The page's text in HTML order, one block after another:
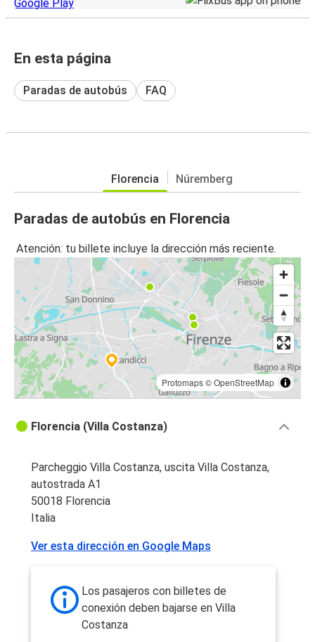
En esta página
Paradas de autobús FAQ
Florencia Núremberg
Paradas de autobús en Florencia
Atención: tu billete incluye la dirección más reciente.
Protomaps©OpenStreetMap
Florencia (Villa Costanza)
Parcheggio Villa Costanza, uscita Villa Costanza,
autostrada A1
50018 Florencia
Italia
Ver esta dirección en Google Maps
Los pasajeros con billetes de
conexión deben bajarse en Villa
Costanza